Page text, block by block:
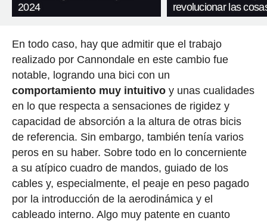
2024
revolucionar las
En todo caso, hay que admitir que el trabajo
realizado por Cannondale en este cambio fue
notable, logrando una bici con un
comportamiento muy intuitivoy unas cualidades
en lo que respecta a sensaciones de rigidez y
capacidad de absorción a la altura de otras bicis
de referencia. Sin embargo, también tenía varios
peros en su haber. Sobre todo en lo concerniente
a su atípico cuadro de mandos, guiado de los
cables y, especialmente, el peaje en peso pagado
por la introducción de la aerodinámica y el
cableado interno. Algo muy patente en cuanto